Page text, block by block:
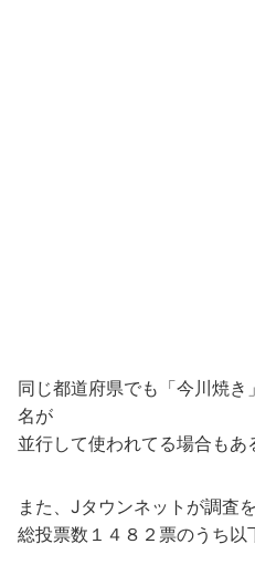
同じ都道府県でも「今川焼
名が
並行して使われてる場合もあ
また、Jタウンネットが調査
総投票数１４８２票のうち以